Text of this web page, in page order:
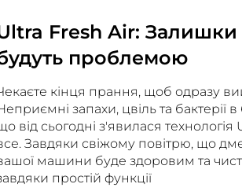
Fresh Air:
проблемою
кінця прання, щоб одразу
запахи, цвіль та бактерії
від сьогодні з'явилася
Завдяки свіжому повітрю, що
машини буде здоровим та
простій функції